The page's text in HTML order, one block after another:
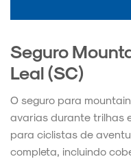
Seguro
Leal (SC)
O seguro para
avarias durante trilhas
para ciclistas de
completa, incluindo